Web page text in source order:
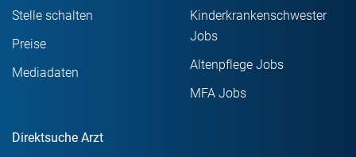
Stelle schalten
Preise
Mediadaten
Kinderkrankenschwester
Jobs
Altenpflege Jobs
MFA Jobs
Direktsuche Arzt